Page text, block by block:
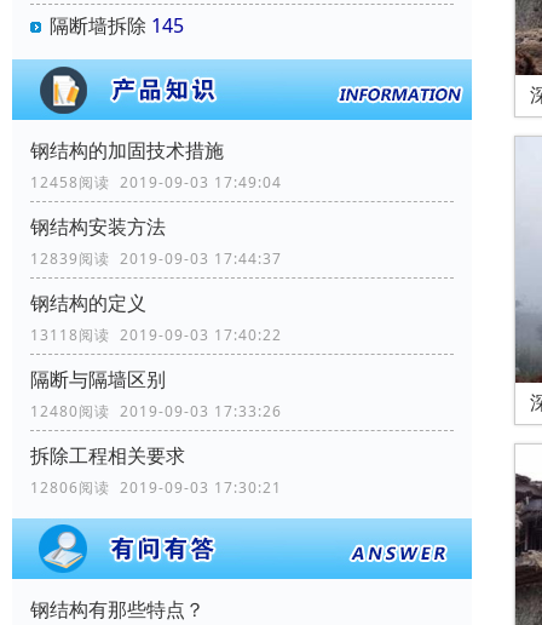
隔断墙拆除 145
钢结构的加固技术措施
12458阅读 2019-09-03 17:49:04
钢结构安装方法
12839阅读 2019-09-03 17:44:37
钢结构的定义
13118阅读 2019-09-03 17:40:22
隔断与隔墙区别
12480阅读 2019-09-03 17:33:26
拆除工程相关要求
12806阅读 2019-09-03 17:30:21
钢结构有那些特点？